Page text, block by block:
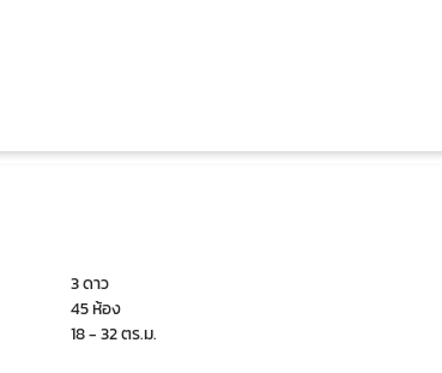
3 ดาว
45 ห้อง
18 - 32 ตร.ม.